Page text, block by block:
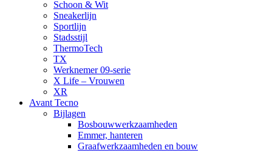
Schoon & Wit
Sneakerlijn
Sportlijn
Stadsstijl
ThermoTech
TX
Werknemer 09-serie
X Life – Vrouwen
XR
Avant Tecno
Bijlagen
Bosbouwwerkzaamheden
Emmer, hanteren
Graafwerkzaamheden en bouw